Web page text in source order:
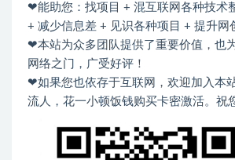
❤能助您：找项目 + 混互联网各种技术
+ 减少信息差 + 见识各种项目 + 提升网
❤本站为众多团队提供了重要价值，也
网络之门，广受好评！
❤如果您也依存于互联网，欢迎加入本
流人，花一小顿饭钱购买卡密激活。祝